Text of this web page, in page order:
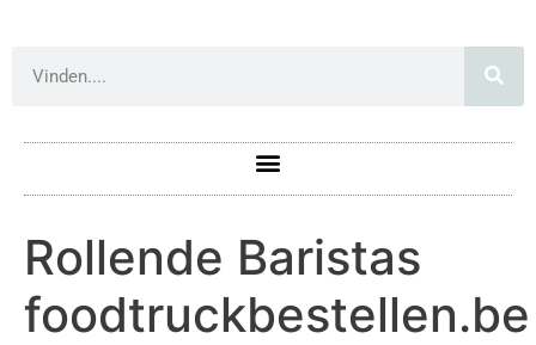
Rollende Baristas
foodtruckbestellen.be